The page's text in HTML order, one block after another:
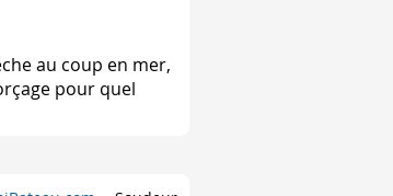
au coup en mer,
pour quel